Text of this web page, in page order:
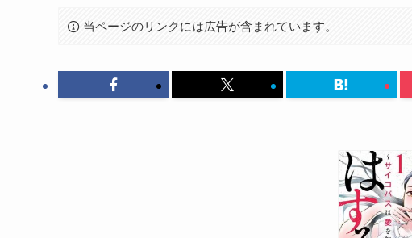
当ページのリンクには広告が含まれています。